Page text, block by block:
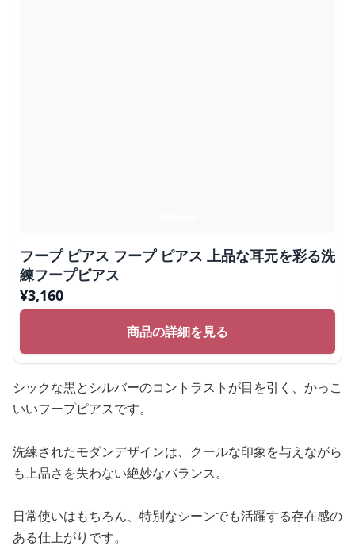
フープ ピアス フープ ピアス 上品な耳元を彩る洗
練フープピアス
¥3,160
商品の詳細を見る
シックな黒とシルバーのコントラストが目を引く、かっこ
いいフープピアスです。
洗練されたモダンデザインは、クールな印象を与えながら
も上品さを失わない絶妙なバランス。
日常使いはもちろん、特別なシーンでも活躍する存在感の
ある仕上がりです。